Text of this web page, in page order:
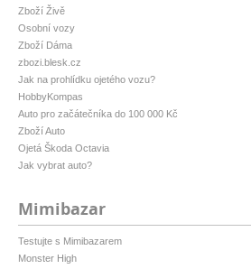
Zboží Živě
Osobní vozy
Zboží Dáma
zbozi.blesk.cz
Jak na prohlídku ojetého vozu?
HobbyKompas
Auto pro začátečníka do 100 000 Kč
Zboží Auto
Ojetá Škoda Octavia
Jak vybrat auto?
Mimibazar
Testujte s Mimibazarem
Monster High